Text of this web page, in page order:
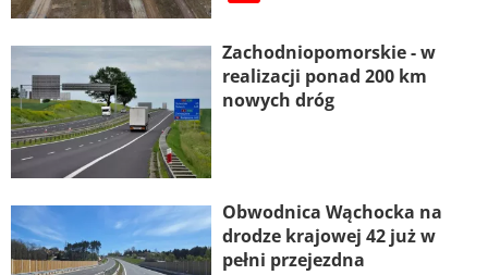
Zachodniopomorskie - w
realizacji ponad 200 km
nowych dróg
Obwodnica Wąchocka na
drodze krajowej 42 już w
pełni przejezdna